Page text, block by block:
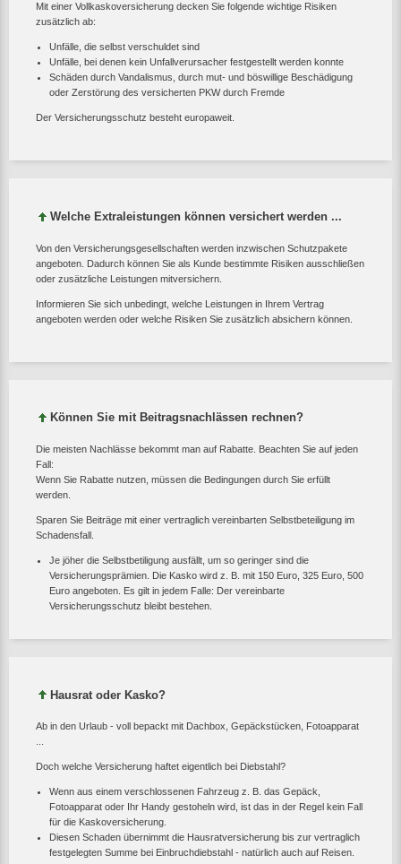
Mit einer Vollkaskoversicherung decken Sie folgende wichtige Risiken
zusätzlich ab:
Unfälle, die selbst verschuldet sind
Unfälle, bei denen kein Unfallverursacher festgestellt werden konnte
Schäden durch Vandalismus, durch mut- und böswillige Beschädigung
oder Zerstörung des versicherten PKW durch Fremde
Der Versicherungsschutz besteht europaweit.
Welche Extraleistungen können versichert werden ...
Von den Versicherungsgesellschaften werden inzwischen Schutzpakete
angeboten. Dadurch können Sie als Kunde bestimmte Risiken ausschließen
oder zusätzliche Leistungen mitversichern.
Informieren Sie sich unbedingt, welche Leistungen in Ihrem Vertrag
angeboten werden oder welche Risiken Sie zusätzlich absichern können.
Können Sie mit Beitragsnachlässen rechnen?
Die meisten Nachlässe bekommt man auf Rabatte. Beachten Sie auf jeden
Fall:
Wenn Sie Rabatte nutzen, müssen die Bedingungen durch Sie erfüllt
werden.
Sparen Sie Beiträge mit einer vertraglich vereinbarten Selbstbeteiligung im
Schadensfall.
Je jöher die Selbstbetiligung ausfällt, um so geringer sind die
Versicherungsprämien. Die Kasko wird z. B. mit 150 Euro, 325 Euro, 500
Euro angeboten. Es gilt in jedem Falle: Der vereinbarte
Versicherungsschutz bleibt bestehen.
Hausrat oder Kasko?
Ab in den Urlaub - voll bepackt mit Dachbox, Gepäckstücken, Fotoapparat
Doch welche Versicherung haftet eigentlich bei Diebstahl?
Wenn aus einem verschlossenen Fahrzeug z. B. das Gepäck,
Fotoapparat oder Ihr Handy gestoheln wird, ist das in der Regel kein Fall
für die Kaskoversicherung.
Diesen Schaden übernimmt die Hausratversicherung bis zur vertraglich
festgelegten Summe bei Einbruchdiebstahl - natürlich auch auf Reisen.